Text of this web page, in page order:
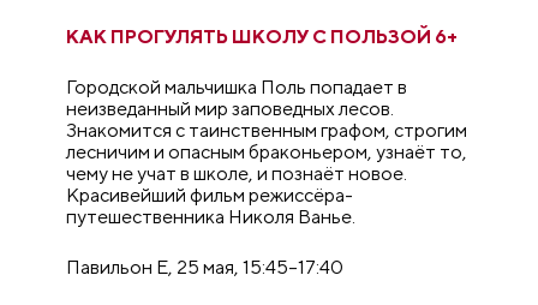
КАК ПРОГУЛЯТЬ ШКОЛУ С ПОЛЬЗОЙ 6+
Городской мальчишка Поль попадает в
неизведанный мир заповедных лесов.
Знакомится с таинственным графом, строгим
лесничим и опасным браконьером, узнаёт то,
чему не учат в школе, и познаёт новое.
Красивейший фильм режиссёра-
путешественника Николя Ванье.
Павильон E, 25 мая, 15:45–17:40